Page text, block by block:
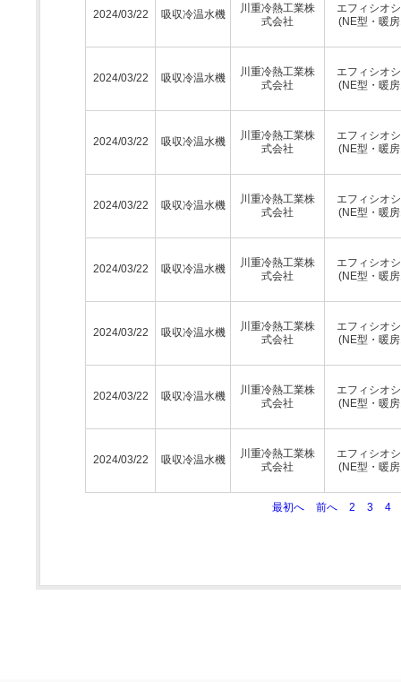
2024/03/22 吸収冷温水機
川重冷熱工業株
式会社
エフィシオ
(NE型・暖
2024/03/22 吸収冷温水機
川重冷熱工業株
式会社
エフィシオ
(NE型・暖
2024/03/22 吸収冷温水機
川重冷熱工業株
式会社
エフィシオ
(NE型・暖
2024/03/22 吸収冷温水機
川重冷熱工業株
式会社
エフィシオ
(NE型・暖
2024/03/22 吸収冷温水機
川重冷熱工業株
式会社
エフィシオ
(NE型・暖
2024/03/22 吸収冷温水機
川重冷熱工業株
式会社
エフィシオ
(NE型・暖
2024/03/22 吸収冷温水機
川重冷熱工業株
式会社
エフィシオ
(NE型・暖
2024/03/22 吸収冷温水機
川重冷熱工業株
式会社
エフィシオ
(NE型・暖
最初へ 前へ 2 3 4